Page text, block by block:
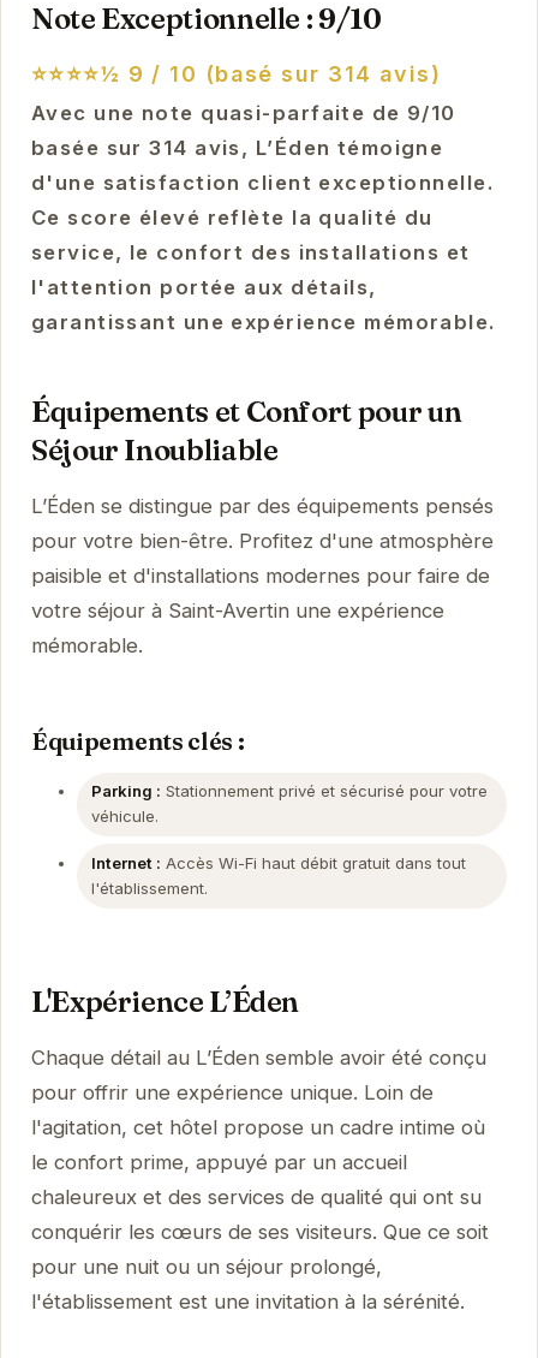
Note Exceptionnelle : 9/10
⭐⭐⭐⭐½ 9 / 10 (basé sur 314 avis)
Avec une note quasi-parfaite de 9/10
basée sur 314 avis, L’Éden témoigne
d'une satisfaction client exceptionnelle.
Ce score élevé reflète la qualité du
service, le confort des installations et
l'attention portée aux détails,
garantissant une expérience mémorable.
Équipements et Confort pour un
Séjour Inoubliable
L’Éden se distingue par des équipements pensés
pour votre bien-être. Profitez d'une atmosphère
paisible et d'installations modernes pour faire de
votre séjour à Saint-Avertin une expérience
mémorable.
Équipements clés :
Parking : Stationnement privé et sécurisé pour votre
véhicule.
Internet : Accès Wi-Fi haut débit gratuit dans tout
l'établissement.
L'Expérience L’Éden
Chaque détail au L’Éden semble avoir été conçu
pour offrir une expérience unique. Loin de
l'agitation, cet hôtel propose un cadre intime où
le confort prime, appuyé par un accueil
chaleureux et des services de qualité qui ont su
conquérir les cœurs de ses visiteurs. Que ce soit
pour une nuit ou un séjour prolongé,
l'établissement est une invitation à la sérénité.